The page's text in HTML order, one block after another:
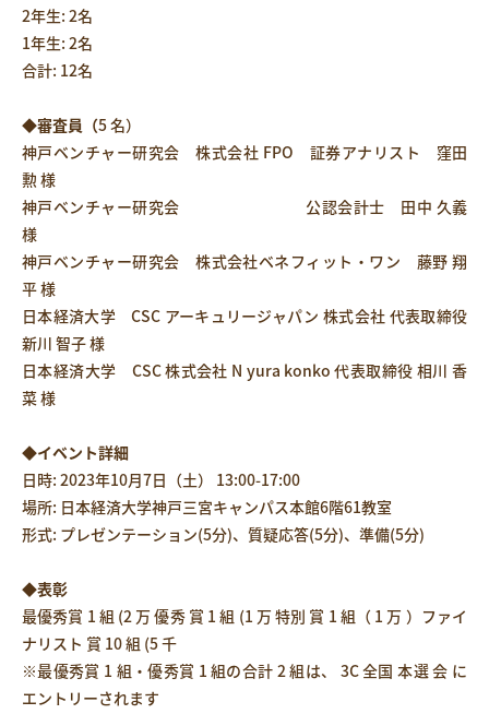
2年生: 2名
1年生: 2名
合計: 12名
◆審査員（5 名）
神戸ベンチャー研究会 株式会社 FPO 証券アナリスト 窪田
勲 様
神戸ベンチャー研究会 公認会計士 田中 久義
様
神戸ベンチャー研究会 株式会社ベネフィット・ワン 藤野 翔
平 様
日本経済大学 CSC アーキュリージャパン 株式会社 代表取締役
新川 智子 様
日本経済大学 CSC 株式会社 N yura konko 代表取締役 相川 香
菜 様
◆イベント詳細
日時: 2023年10月7日（土） 13:00-17:00
場所: 日本経済大学神戸三宮キャンパス本館6階61教室
形式: プレゼンテーション(5分)、質疑応答(5分)、準備(5分)
◆表彰
最優秀賞 1 組 (2 万 優秀 賞 1 組 (1 万 特別 賞 1 組（ 1 万 ）ファイ
ナリスト 賞 10 組 (5 千
※最優秀賞 1 組・優秀賞 1 組の合計 2 組は、 3C 全国 本選 会 に
エントリーされます